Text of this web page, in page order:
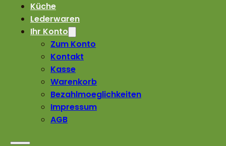
Küche
Lederwaren
Ihr Konto
Zum Konto
Kontakt
Kasse
Warenkorb
Bezahlmoeglichkeiten
Impressum
AGB